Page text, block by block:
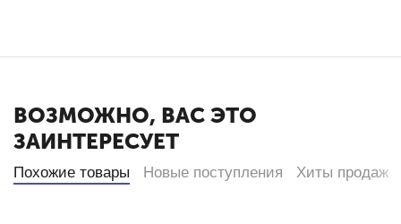
ВОЗМОЖНО, ВАС ЭТО
ЗАИНТЕРЕСУЕТ
Похожие товары Новые поступления Хиты продаж